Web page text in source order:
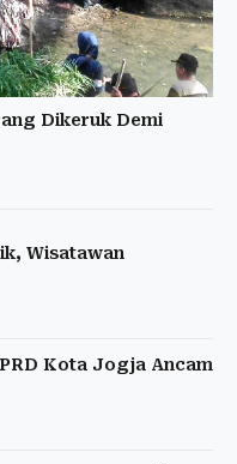
Dikeruk Demi
Wisatawan
Kota Jogja Ancam